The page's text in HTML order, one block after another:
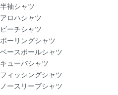
半袖シャツ
アロハシャツ
ビーチシャツ
ボーリングシャツ
ベースボールシャツ
キューバシャツ
フィッシングシャツ
ノースリーブシャツ